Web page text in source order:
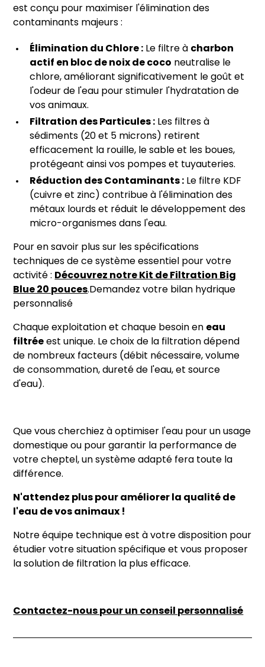
est conçu pour maximiser l'élimination des
contaminants majeurs :
Élimination du Chlore : Le filtre à charbon
actif en bloc de noix de coco neutralise le
chlore, améliorant significativement le goût et
l'odeur de l'eau pour stimuler l'hydratation de
vos animaux.
Filtration des Particules : Les filtres à
sédiments (20 et 5 microns) retirent
efficacement la rouille, le sable et les boues,
protégeant ainsi vos pompes et tuyauteries.
Réduction des Contaminants : Le filtre KDF
(cuivre et zinc) contribue à l'élimination des
métaux lourds et réduit le développement des
micro-organismes dans l'eau.
Pour en savoir plus sur les spécifications
techniques de ce système essentiel pour votre
activité : Découvrez notre Kit de Filtration Big
Blue 20 pouces.Demandez votre bilan hydrique
personnalisé
Chaque exploitation et chaque besoin en eau
filtrée est unique. Le choix de la filtration dépend
de nombreux facteurs (débit nécessaire, volume
de consommation, dureté de l'eau, et source
d'eau).
Que vous cherchiez à optimiser l'eau pour un usage
domestique ou pour garantir la performance de
votre cheptel, un système adapté fera toute la
différence.
N'attendez plus pour améliorer la qualité de
l'eau de vos animaux !
Notre équipe technique est à votre disposition pour
étudier votre situation spécifique et vous proposer
la solution de filtration la plus efficace.
Contactez-nous pour un conseil personnalisé